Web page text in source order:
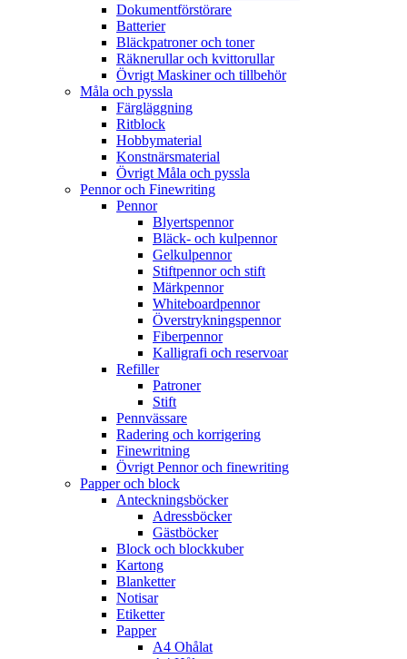
Dokumentförstörare
Batterier
Bläckpatroner och toner
Räknerullar och kvittorullar
Övrigt Maskiner och tillbehör
Måla och pyssla
Färgläggning
Ritblock
Hobbymaterial
Konstnärsmaterial
Övrigt Måla och pyssla
Pennor och Finewriting
Pennor
Blyertspennor
Bläck- och kulpennor
Gelkulpennor
Stiftpennor och stift
Märkpennor
Whiteboardpennor
Överstrykningspennor
Fiberpennor
Kalligrafi och reservoar
Refiller
Patroner
Stift
Pennvässare
Radering och korrigering
Finewritning
Övrigt Pennor och finewriting
Papper och block
Anteckningsböcker
Adressböcker
Gästböcker
Block och blockkuber
Kartong
Blanketter
Notisar
Etiketter
Papper
A4 Ohålat